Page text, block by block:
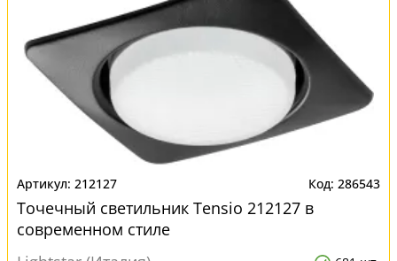
212127 286543
Точечный светильник Tensio 212127 в
современном стиле